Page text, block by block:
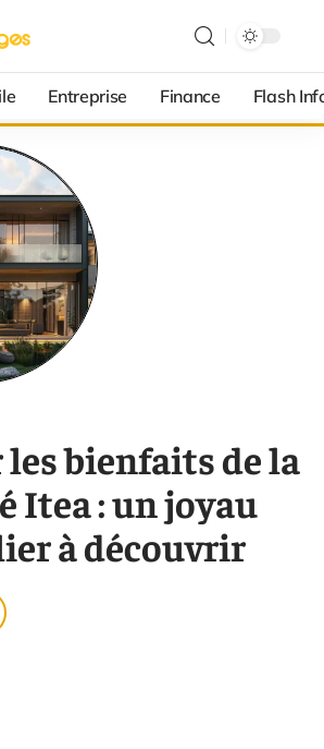
Entreprise Finance Flash
bienfaits de la
Itea : un joyau
à découvrir